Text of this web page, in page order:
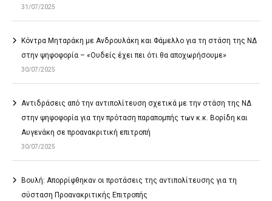
31/07/2025
Κόντρα Μηταράκη με Ανδρουλάκη και Φάμελλο για τη στάση της ΝΔ
στην ψηφοφορία – «Ουδείς έχει πει ότι θα αποχωρήσουμε»
30/07/2025
Αντιδράσεις από την αντιπολίτευση σχετικά με την στάση της ΝΔ
στην ψηφοφορία για την πρόταση παραπομπής των κ.κ. Βορίδη και
Αυγενάκη σε προανακριτική επιτροπή
30/07/2025
Βουλή: Απορρίφθηκαν οι προτάσεις της αντιπολίτευσης για τη
σύσταση Προανακριτικής Επιτροπής